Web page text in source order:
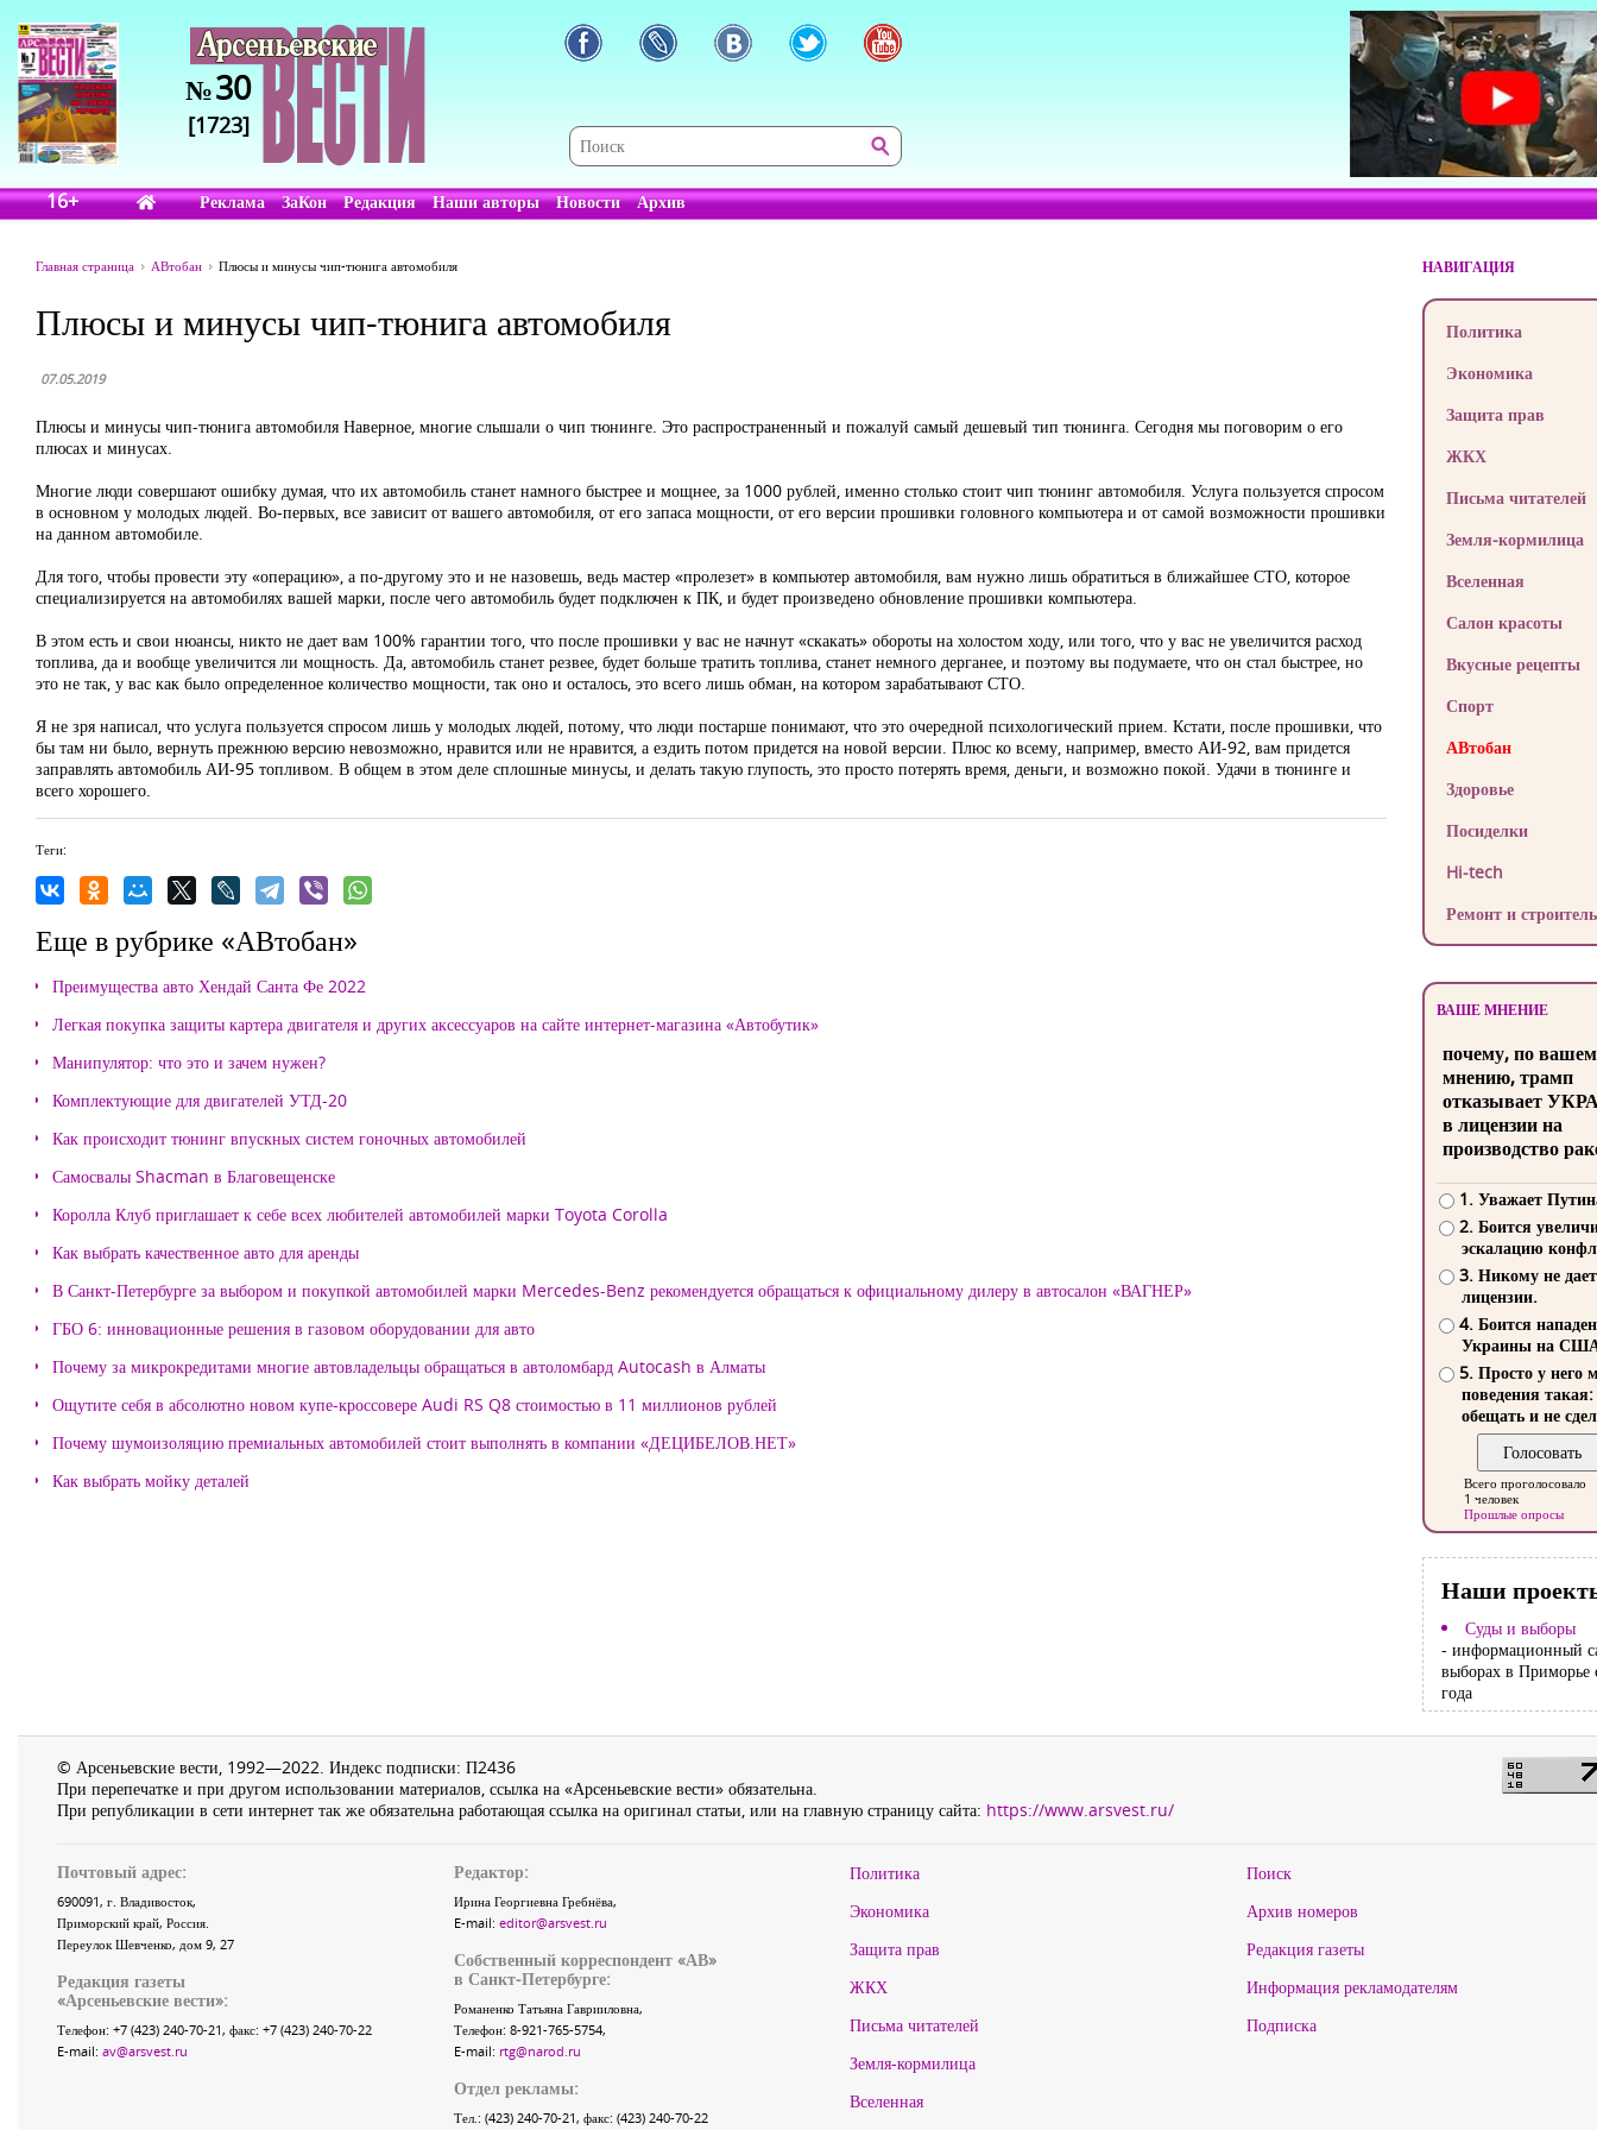
№30
[1723]
16+ Реклама ЗаКон Редакция Наши авторы Новости Архив
Главная страница АВтобан Плюсы и минусы чип-тюнига автомобиля
Плюсы и минусы чип-тюнига автомобиля
07.05.2019
Плюсы и минусы чип-тюнига автомобиля Наверное, многие слышали о чип тюнинге. Это распространенный и пожалуй самый дешевый тип тюнинга. Сегодня мы поговорим о его
плюсах и минусах.
Многие люди совершают ошибку думая, что их автомобиль станет намного быстрее и мощнее, за 1000 рублей, именно столько стоит чип тюнинг автомобиля. Услуга пользуется спросом
в основном у молодых людей. Во-первых, все зависит от вашего автомобиля, от его запаса мощности, от его версии прошивки головного компьютера и от самой возможности прошивки
на данном автомобиле.
Для того, чтобы провести эту «операцию», а по-другому это и не назовешь, ведь мастер «пролезет» в компьютер автомобиля, вам нужно лишь обратиться в ближайшее СТО, которое
специализируется на автомобилях вашей марки, после чего автомобиль будет подключен к ПК, и будет произведено обновление прошивки компьютера.
В этом есть и свои нюансы, никто не дает вам 100% гарантии того, что после прошивки у вас не начнут «скакать» обороты на холостом ходу, или того, что у вас не увеличится расход
топлива, да и вообще увеличится ли мощность. Да, автомобиль станет резвее, будет больше тратить топлива, станет немного дерганее, и поэтому вы подумаете, что он стал быстрее, но
это не так, у вас как было определенное количество мощности, так оно и осталось, это всего лишь обман, на котором зарабатывают СТО.
Я не зря написал, что услуга пользуется спросом лишь у молодых людей, потому, что люди постарше понимают, что это очередной психологический прием. Кстати, после прошивки, что
бы там ни было, вернуть прежнюю версию невозможно, нравится или не нравится, а ездить потом придется на новой версии. Плюс ко всему, например, вместо АИ-92, вам придется
заправлять автомобиль АИ-95 топливом. В общем в этом деле сплошные минусы, и делать такую глупость, это просто потерять время, деньги, и возможно покой. Удачи в тюнинге и
всего хорошего.
Теги:
Еще в рубрике «АВтобан»
Преимущества авто Хендай Санта Фе 2022
Легкая покупка защиты картера двигателя и других аксессуаров на сайте интернет-магазина «Автобутик»
Манипулятор: что это и зачем нужен?
Комплектующие для двигателей УТД-20
Как происходит тюнинг впускных систем гоночных автомобилей
Самосвалы Shacman в Благовещенске
Королла Клуб приглашает к себе всех любителей автомобилей марки Toyota Corolla
Как выбрать качественное авто для аренды
В Санкт-Петербурге за выбором и покупкой автомобилей марки Mercedes-Benz рекомендуется обращаться к официальному дилеру в автосалон «ВАГНЕР»
ГБО 6: инновационные решения в газовом оборудовании для авто
Почему за микрокредитами многие автовладельцы обращаться в автоломбард Autocash в Алматы
Ощутите себя в абсолютно новом купе-кроссовере Audi RS Q8 стоимостью в 11 миллионов рублей
Почему шумоизоляцию премиальных автомобилей стоит выполнять в компании «ДЕЦИБЕЛОВ.НЕТ»
Как выбрать мойку деталей
НАВИГАЦИЯ
Политика
Экономика
Защита прав
ЖКХ
Письма читателей
Земля-кормилица
Вселенная
Салон красоты
Вкусные рецепты
Спорт
АВтобан
Здоровье
Посиделки
Hi-tech
Ремонт и
ВАШЕ МНЕНИЕ
почему, по
мнению, трамп
отказывает
в лицензии на
производство
1. Уважает
2. Боится
эскалацию
3. Никому не
лицензии.
4. Боится
Украины на
5. Просто у него
поведения такая:
обещать и не
Всего проголосовало
1 человек
Прошлые опросы
Наши
Суды и выборы
- информационный
выборах в Приморье
года
© Арсеньевские вести, 1992—2022. Индекс подписки: П2436
При перепечатке и при другом использовании материалов, ссылка на «Арсеньевские вести» обязательна.
При републикации в сети интернет так же обязательна работающая ссылка на оригинал статьи, или на главную страницу сайта: https://www.arsvest.ru/
Почтовый адрес:
690091, г. Владивосток,
Приморский край, Россия.
Переулок Шевченко, дом 9, 27
Редакция газеты
«Арсеньевские вести»:
Телефон: +7 (423) 240-70-21, факс: +7 (423) 240-70-22
E-mail: av@arsvest.ru
Редактор:
Ирина Георгиевна Гребнёва,
E-mail: editor@arsvest.ru
Собственный корреспондент «АВ»
в Санкт-Петербурге:
Романенко Татьяна Гаврииловна,
Телефон: 8-921-765-5754,
E-mail: rtg@narod.ru
Отдел рекламы:
Тел.: (423) 240-70-21, факс: (423) 240-70-22
Политика
Экономика
Защита прав
ЖКХ
Письма читателей
Земля-кормилица
Вселенная
Поиск
Архив номеров
Редакция газеты
Информация рекламодателям
Подписка